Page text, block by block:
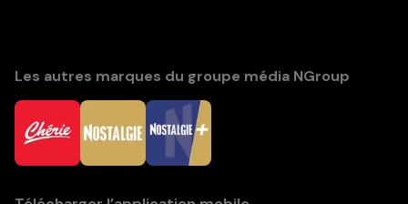
Les autres marques du groupe média NGroup